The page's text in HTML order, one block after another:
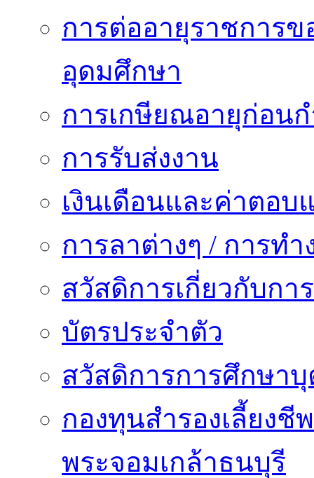
การต่ออายุราชการ
อุดมศึกษา
การเกษียณอายุก่อน
การรับส่งงาน
เงินเดือนและค่าตอบ
การลาต่างๆ / การทำ
สวัสดิการเกี่ยวกับกา
บัตรประจำตัว
สวัสดิการการศึกษาบุ
กองทุนสำรองเลี้ยง
พระจอมเกล้าธนบุรี